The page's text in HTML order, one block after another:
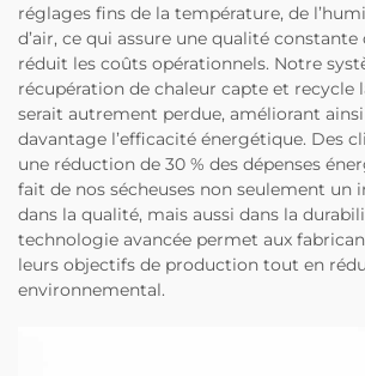
réglages fins de la température, de
d’air, ce qui assure une qualité
réduit les coûts opérationnels. Notre
récupération de chaleur capte et recycle
serait autrement perdue, améliorant
davantage l’efficacité énergétique. Des
une réduction de 30 % des dépenses
fait de nos sécheuses non seulement un
dans la qualité, mais aussi dans la
technologie avancée permet aux
leurs objectifs de production tout en
environnemental.